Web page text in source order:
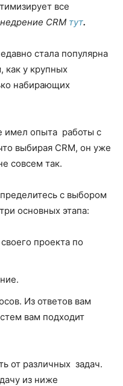
все
CRM тут.
стала популярна
как у крупных
набирающих
имел опыта работы с
выбирая CRM, он уже
совсем так.
с выбором
основных этапа:
проекта по
Из ответов вам
вам подходит
от различных задач.
из ниже